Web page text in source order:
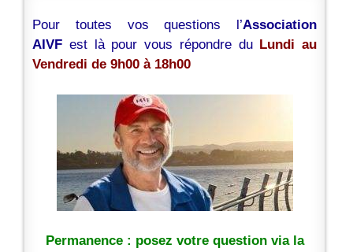
Pour toutes vos questions l’Association
AIVF est là pour vous répondre du Lundi au
Vendredi de 9h00 à 18h00
Permanence : posez votre question via la